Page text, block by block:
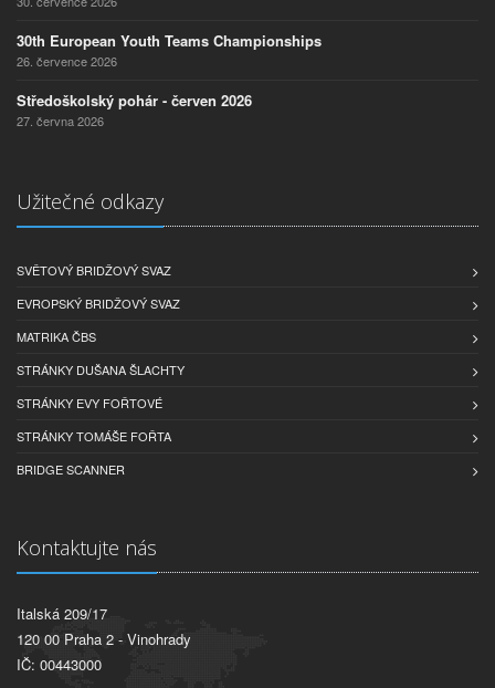
30th European Youth Teams Championships
26. července 2026
Středoškolský pohár - červen 2026
27. června 2026
Užitečné odkazy
SVĚTOVÝ BRIDŽOVÝ SVAZ
EVROPSKÝ BRIDŽOVÝ SVAZ
MATRIKA ČBS
STRÁNKY DUŠANA ŠLACHTY
STRÁNKY EVY FOŘTOVÉ
STRÁNKY TOMÁŠE FOŘTA
BRIDGE SCANNER
Kontaktujte nás
Italská 209/17
120 00 Praha 2 - Vinohrady
IČ: 00443000